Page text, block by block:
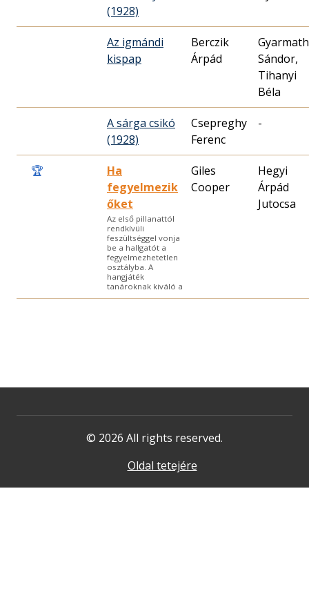
(1928)
Az igmándi
kispap
Berczik
Árpád
Sándor,
Tihanyi
Béla
A sárga csikó
(1928)
Csepreghy
Ferenc
-
🏆
Ha
fegyelmezik
őket
Az első pillanattól
rendkívüli
feszültséggel vonja
be a hallgatót a
fegyelmezhetetlen
osztályba. A
hangjáték
tanároknak kiváló a
Giles
Cooper
Hegyi
Árpád
Jutocsa
© 2026 All rights reserved.
Oldal tetejére